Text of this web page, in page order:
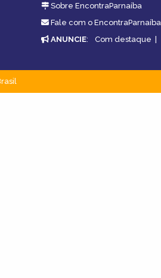
Sobre EncontraParnaíba
Fale com o EncontraParnaíba
ANUNCIE: Com destaque |